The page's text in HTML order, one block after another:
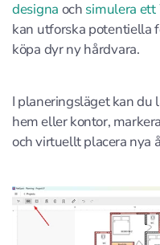
designa och simulera
kan utforska potentiella
köpa dyr ny hårdvara.
I planeringsläget kan
hem eller kontor,
och virtuellt placera nya